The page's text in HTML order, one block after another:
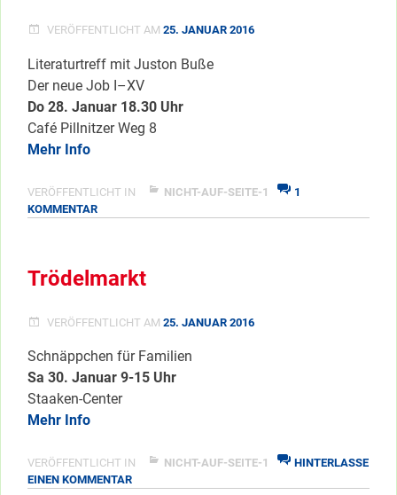
VERÖFFENTLICHT AM 25. JANUAR 2016
Literaturtreff mit Juston Buße
Der neue Job I–XV
Do 28. Januar 18.30 Uhr
Café Pillnitzer Weg 8
Mehr Info
VERÖFFENTLICHT IN NICHT-AUF-SEITE-1
1
KOMMENTARZU
Trödelmarkt
VERÖFFENTLICHT AM 25. JANUAR 2016
Schnäppchen für Familien
Sa 30. Januar 9-15 Uhr
Staaken-Center
Mehr Info
VERÖFFENTLICHT IN NICHT-AUF-SEITE-1
HINTERLASSE
EINEN KOMMENTARZU